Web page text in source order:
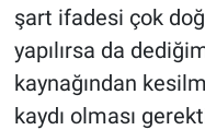
şart ifadesi çok
yapılırsa da
kaynağından
kaydı olması